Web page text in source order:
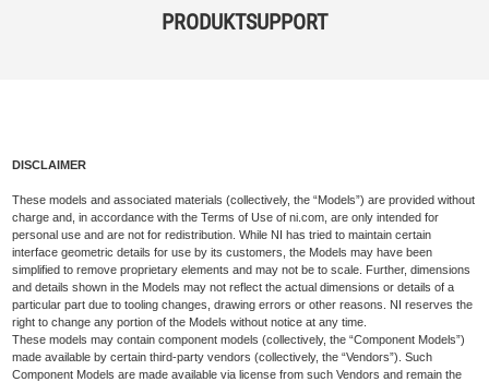
PRODUKTSUPPORT
DISCLAIMER
These models and associated materials (collectively, the “Models”) are provided without
charge and, in accordance with the Terms of Use of ni.com, are only intended for
personal use and are not for redistribution. While NI has tried to maintain certain
interface geometric details for use by its customers, the Models may have been
simplified to remove proprietary elements and may not be to scale. Further, dimensions
and details shown in the Models may not reflect the actual dimensions or details of a
particular part due to tooling changes, drawing errors or other reasons. NI reserves the
right to change any portion of the Models without notice at any time.
These models may contain component models (collectively, the “Component Models”)
made available by certain third-party vendors (collectively, the “Vendors”). Such
Component Models are made available via license from such Vendors and remain the